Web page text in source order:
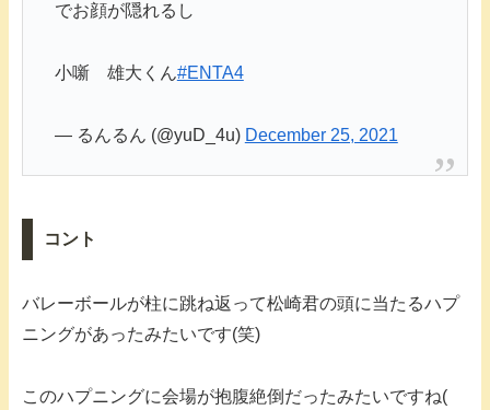
でお顔が隠れるし
小噺 雄大くん#ENTA4
— るんるん (@yuD_4u) December 25, 2021
コント
バレーボールが柱に跳ね返って松崎君の頭に当たるハプ
ニングがあったみたいです(笑)
このハプニングに会場が抱腹絶倒だったみたいですね(